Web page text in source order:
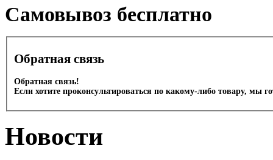
Cамовывоз бесплатно
Обратная связь
Обратная связь!
Если хотите проконсультироваться по какому-либо товару, мы
Новости